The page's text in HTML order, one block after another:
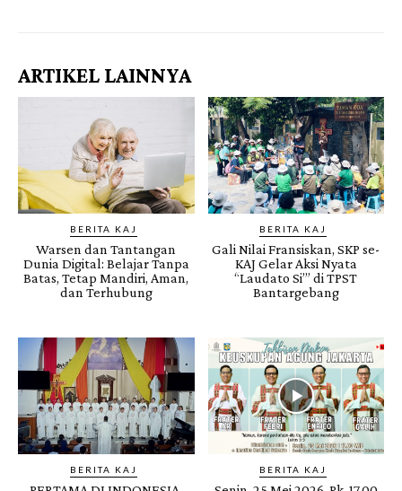
ARTIKEL LAINNYA
BERITA KAJ
Warsen dan Tantangan
Dunia Digital: Belajar Tanpa
Batas, Tetap Mandiri, Aman,
dan Terhubung
BERITA KAJ
Gali Nilai Fransiskan, SKP se-
KAJ Gelar Aksi Nyata
“Laudato Si’” di TPST
Bantargebang
BERITA KAJ BERITA KAJ